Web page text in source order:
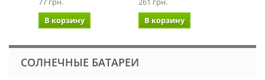
В корзину
В корзину
СОЛНЕЧНЫЕ БАТАРЕИ